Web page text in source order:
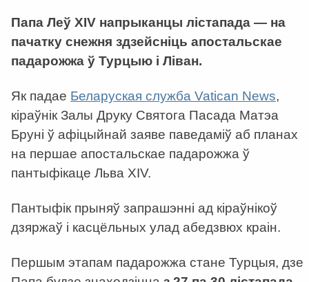
Папа Леў XIV напрыканцы лістапада — на
пачатку снежня здзейсніць апостальскае
падарожжа ў Турцыю і Ліван.
Як падае Беларуская служба Vatican News,
кіраўнік Залы Друку Святога Пасада Матэа
Бруні ў афіцыйнай заяве паведаміў аб планах
на першае апостальскае падарожжа ў
пантыфікаце Льва XIV.
Пантыфік прыняў запрашэнні ад кіраўнікоў
дзяржаў і касцёльных улад абедзвюх краін.
Першым этапам падарожжа стане Турцыя, дзе